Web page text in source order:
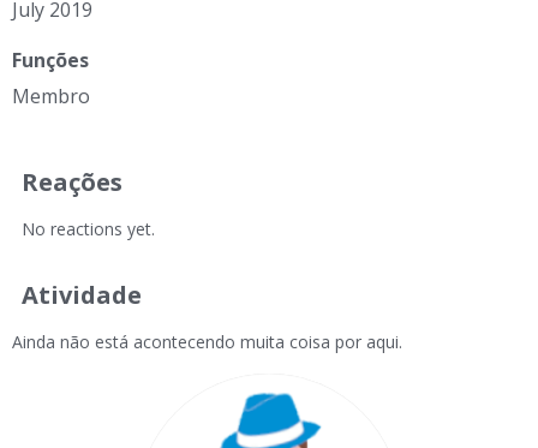
July 2019
Funções
Membro
Reações
No reactions yet.
Atividade
Ainda não está acontecendo muita coisa por aqui.